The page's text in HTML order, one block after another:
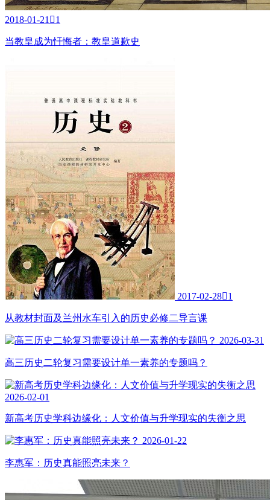
2018-01-21 1
当教皇成为忏悔者：教皇道歉史
2017-02-281
从教材封面及兰州水车引入的历史必修二导言课
2026-03-31
高三历史二轮复习需要设计单一素养的专题吗？
2026-02-01
新高考历史学科边缘化：人文价值与升学现实的失衡之思
2026-01-22
李惠军：历史真能照亮未来？